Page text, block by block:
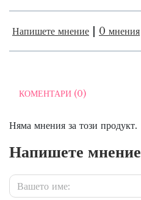
Напишете мнение 0 мнения
КОМЕНТАРИ (0)
Няма мнения за този продукт.
Напишете мнение